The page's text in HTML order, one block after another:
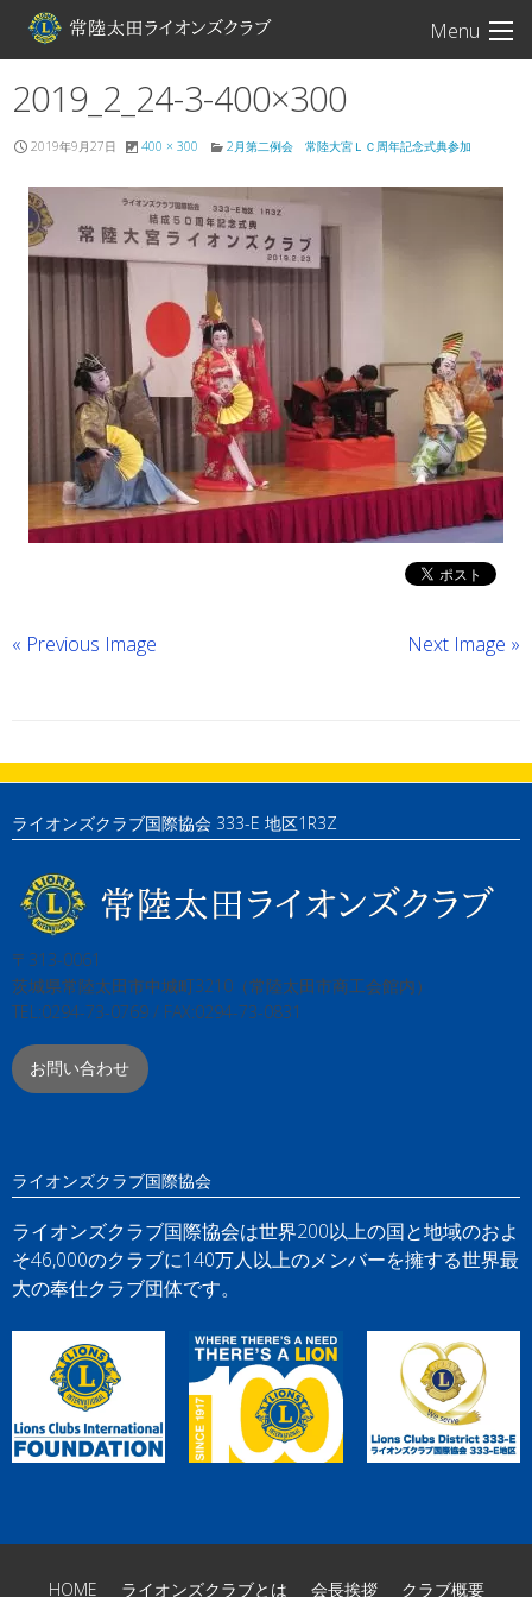
Menu
常陸太田ライオン
2019_2_24-3-400×300
2019年9月27日 400 × 300 2月第二例会 常陸大宮ＬＣ周年記念式典参加
« Previous Image Next Image »
ライオンズクラブ国際協会 333-E 地区1R3Z
〒313-0061
茨城県常陸太田市中城町3210（常陸太田市商工会館内）
TEL:0294-73-0769 / FAX:0294-73-0831
お問い合わせ
ライオンズクラブ国際協会
ライオンズクラブ国際協会は世界200以上の国と地域のおよ
そ46,000のクラブに140万人以上のメンバーを擁する世界最
大の奉仕クラブ団体です。
HOME ライオンズクラブとは 会長挨拶 クラブ概要